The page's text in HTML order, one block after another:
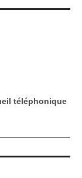
téléphonique